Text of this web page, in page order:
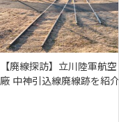
【廃線探訪】立川陸軍航空
廠 中神引込線廃線跡を紹介